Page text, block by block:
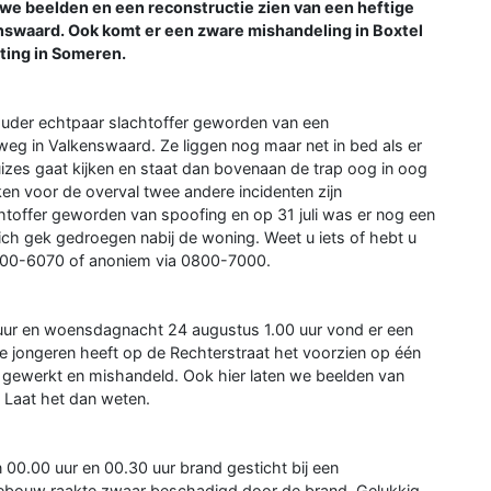
beelden en een reconstructie zien van een heftige
Ook komt er een zware mishandeling in Boxtel
in Someren.
echtpaar slachtoffer geworden van een
in Valkenswaard. Ze liggen nog maar net in bed als er
gaat kijken en staat dan bovenaan de trap oog in oog
voor de overval twee andere incidenten zijn
geworden van spoofing en op 31 juli was er nog een
gek gedroegen nabij de woning. Weet u iets of hebt u
6070 of anoniem via 0800-7000.
en woensdagnacht 24 augustus 1.00 uur vond er een
jongeren heeft op de Rechterstraat het voorzien op één
en mishandeld. Ook hier laten we beelden van
het dan weten.
uur en 00.30 uur brand gesticht bij een